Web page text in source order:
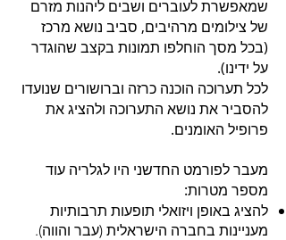
שמאפשרת לעוברים ושבים ליהנות מזרם
של צילומים מרהיבים, סביב נושא מרכז
(בכל מסך הוחלפו תמונות בקצב שהוגדר
על ידינו).
לכל תערוכה הוכנה כרזה וברושורים שנועדו
להסביר את נושא התערוכה ולהציג את
פרופיל האומנים.
מעבר לפורמט החדשני היו לגלריה עוד
מספר מטרות:
להציג באופן ויזואלי תופעות תרבותיות
מעניינות בחברה הישראלית (עבר והווה).